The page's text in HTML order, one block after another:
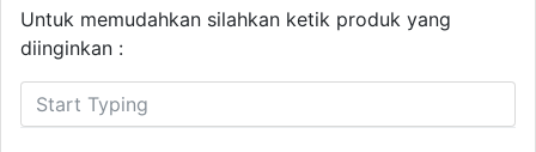
Untuk memudahkan silahkan ketik produk yang
diinginkan :